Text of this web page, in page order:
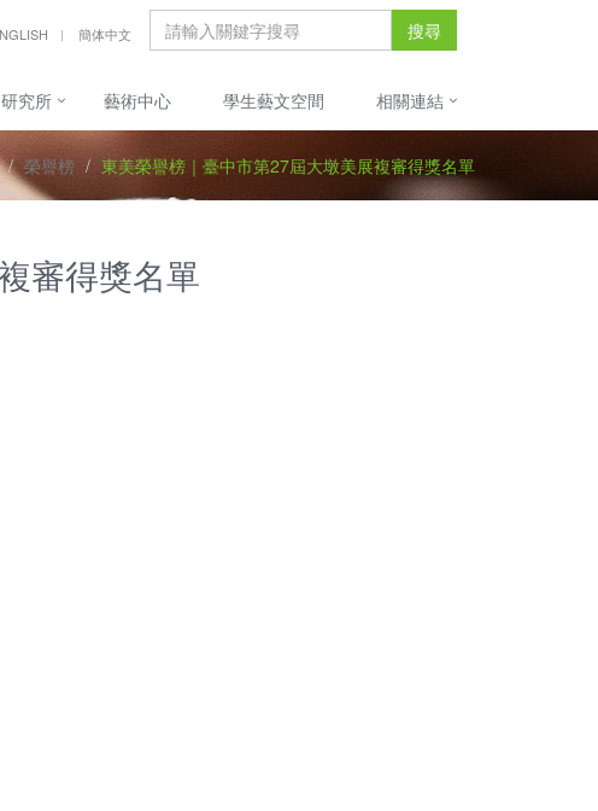
簡体中文 搜尋
研究所 藝術中心 學生藝文空間 相關連結
榮譽榜 東美榮譽榜｜臺中市第27屆大墩美展複審得獎名單
審得獎名單